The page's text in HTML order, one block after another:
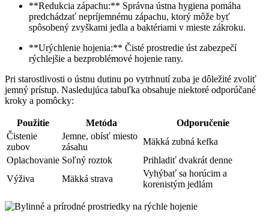
**Redukcia zápachu:** Správna ústna hygiena pomáha
predchádzať nepríjemnému zápachu, ktorý môže byť
spôsobený zvyškami jedla a baktériami v mieste zákroku.
**Urýchlenie hojenia:** Čisté prostredie úst zabezpečí
rýchlejšie a bezproblémové hojenie rany.
Pri starostlivosti o ústnu dutinu po vytrhnutí zuba je dôležité zvoliť
jemný prístup. Nasledujúca tabuľka obsahuje niektoré odporúčané
kroky a pomôcky:
Použitie Metóda
Odporučenie
Čistenie
zubov
Jemne, obísť miesto
zásahu
Mäkká zubná kefka
Oplachovanie Soľný roztok
Prihladiť dvakrát denne
Výživa
Mäkká strava
Vyhýbať sa horúcim a
korenistým jedlám